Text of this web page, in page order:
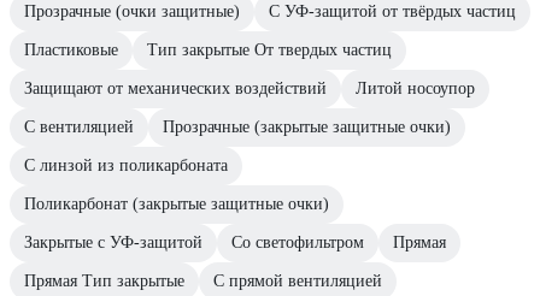
Прозрачные (очки защитные) С УФ-защитой от твёрдых частиц
Пластиковые Тип закрытые От твердых частиц
Защищают от механических воздействий Литой носоупор
С вентиляцией Прозрачные (закрытые защитные очки)
С линзой из поликарбоната
Поликарбонат (закрытые защитные очки)
Закрытые с УФ-защитой Со светофильтром Прямая
Прямая Тип закрытые С прямой вентиляцией